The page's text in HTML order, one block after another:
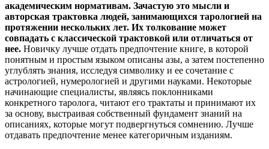
академическим нормативам. Зачастую это мысли и
авторская трактовка людей, занимающихся тарологией на
протяжении нескольких лет. Их толкование может
совпадать с классической трактовкой или отличаться от
нее. Новичку лучше отдать предпочтение книге, в которой
понятным и простым языком описаны азы, а затем постепенно
углублять знания, исследуя символику и ее сочетание с
астрологией, нумерологией и другими науками. Некоторые
начинающие специалисты, являясь поклонниками
конкретного таролога, читают его трактаты и принимают их
за основу, выстраивая собственный фундамент знаний на
описаниях, которые могут подвергнуться сомнению. Лучше
отдавать предпочтение менее категоричным изданиям.